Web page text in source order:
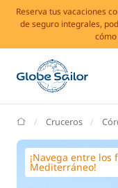
Reserva tus vacaciones
de seguro integrales,
GlobeSailor
Cruceros
¡Navega entre
Mediterráneo!